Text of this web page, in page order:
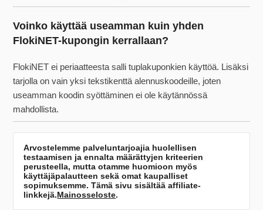
Voinko käyttää useamman kuin yhden
FlokiNET-kupongin kerrallaan?
FlokiNET ei periaatteesta salli tuplakuponkien käyttöä. Lisäksi
tarjolla on vain yksi tekstikenttä alennuskoodeille, joten
useamman koodin syöttäminen ei ole käytännössä
mahdollista.
Arvostelemme palveluntarjoajia huolellisen
testaamisen ja ennalta määrättyjen kriteerien
perusteella, mutta otamme huomioon myös
käyttäjäpalautteen sekä omat kaupalliset
sopimuksemme. Tämä sivu sisältää affiliate-
linkkejä.Mainosseloste.